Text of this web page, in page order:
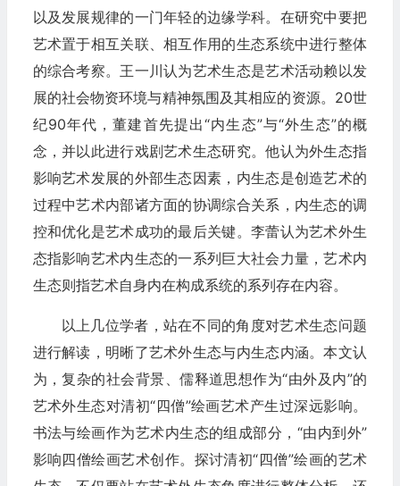
以及发展规律的一门年轻的边缘学科。在研究中要把
艺术置于相互关联、相互作用的生态系统中进行整体
的综合考察。王一川认为艺术生态是艺术活动赖以发
展的社会物资环境与精神氛围及其相应的资源。20世
纪90年代，董建首先提出“内生态”与“外生态”的概
念，并以此进行戏剧艺术生态研究。他认为外生态指
影响艺术发展的外部生态因素，内生态是创造艺术的
过程中艺术内部诸方面的协调综合关系，内生态的调
控和优化是艺术成功的最后关键。李蕾认为艺术外生
态指影响艺术内生态的一系列巨大社会力量，艺术内
生态则指艺术自身内在构成系统的系列存在内容。
以上几位学者，站在不同的角度对艺术生态问题
进行解读，明晰了艺术外生态与内生态内涵。本文认
为，复杂的社会背景、儒释道思想作为“由外及内”的
艺术外生态对清初“四僧”绘画艺术产生过深远影响。
书法与绘画作为艺术内生态的组成部分，“由内到外”
影响四僧绘画艺术创作。探讨清初“四僧”绘画的艺术